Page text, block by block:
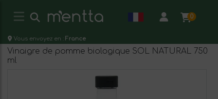
0
Vous envoyez en : France
Vinaigre de pomme biologique SOL NATURAL 750
ml